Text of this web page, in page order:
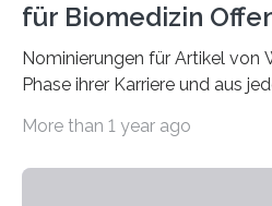
für Biomedizin
Nominierungen für Artikel von
Phase ihrer Karriere und aus
Leben gerufen, um die
More than 1 year ago